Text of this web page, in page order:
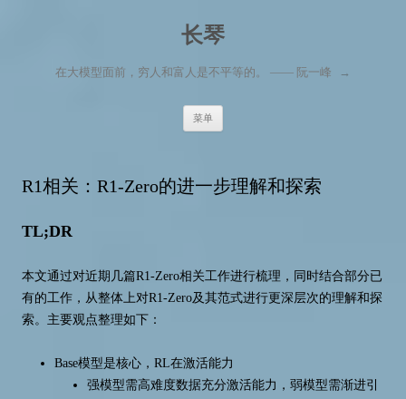
长琴
在大模型面前，穷人和富人是不平等的。 —— 阮一峰 →
菜单
R1相关：R1-Zero的进一步理解和探索
TL;DR
本文通过对近期几篇R1-Zero相关工作进行梳理，同时结合部分已
有的工作，从整体上对R1-Zero及其范式进行更深层次的理解和探
索。主要观点整理如下：
Base模型是核心，RL在激活能力
强模型需高难度数据充分激活能力，弱模型需渐进引